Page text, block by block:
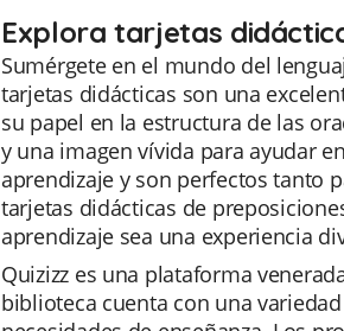
Explora tarjetas
Sumérgete en el mundo del
tarjetas didácticas son una
su papel en la estructura de las
y una imagen vívida para ayudar
aprendizaje y son perfectos tanto
tarjetas didácticas de
aprendizaje sea una experiencia
Quizizz es una plataforma
biblioteca cuenta con una